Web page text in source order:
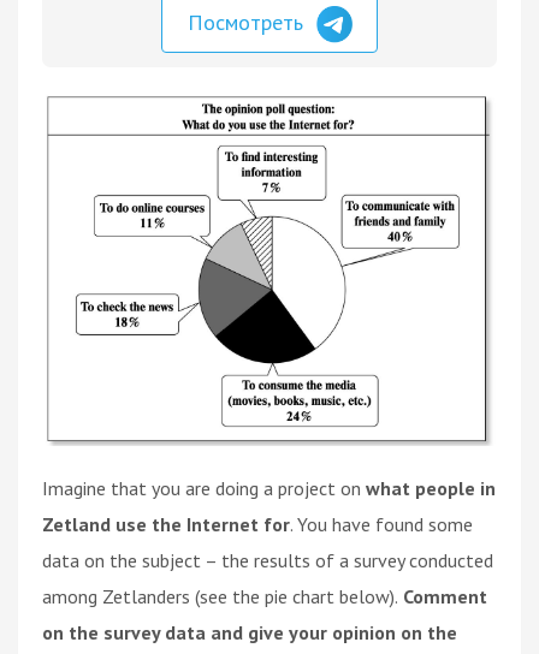
Посмотреть
Imagine that you are doing a project on what people in
Zetland use the Internet for. You have found some
data on the subject – the results of a survey conducted
among Zetlanders (see the pie chart below). Comment
on the survey data and give your opinion on the